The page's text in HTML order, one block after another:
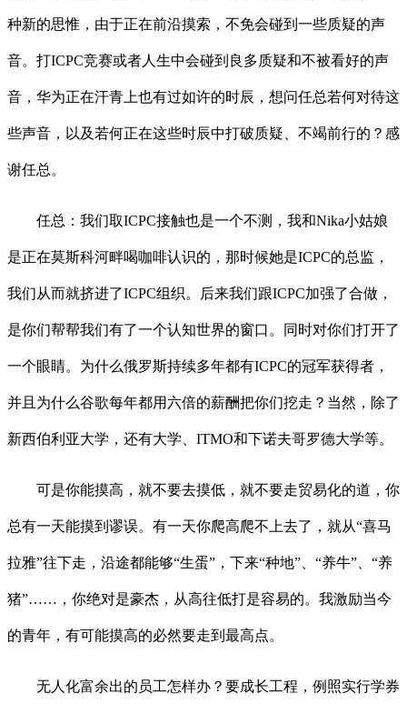
种新的思惟，由于正在前沿摸索，不免会碰到一些质疑的声
音。打ICPC竞赛或者人生中会碰到良多质疑和不被看好的声
音，华为正在汗青上也有过如许的时辰，想问任总若何对待这
些声音，以及若何正在这些时辰中打破质疑、不竭前行的？感
谢任总。
任总：我们取ICPC接触也是一个不测，我和Nika小姑娘
是正在莫斯科河畔喝咖啡认识的，那时候她是ICPC的总监，
我们从而就挤进了ICPC组织。后来我们跟ICPC加强了合做，
是你们帮帮我们有了一个认知世界的窗口。同时对你们打开了
一个眼睛。为什么俄罗斯持续多年都有ICPC的冠军获得者，
并且为什么谷歌每年都用六倍的薪酬把你们挖走？当然，除了
新西伯利亚大学，还有大学、ITMO和下诺夫哥罗德大学等。
可是你能摸高，就不要去摸低，就不要走贸易化的道，你
总有一天能摸到谬误。有一天你爬高爬不上去了，就从“喜马
拉雅”往下走，沿途都能够“生蛋”，下来“种地”、“养牛”、“养
猪”……，你绝对是豪杰，从高往低打是容易的。我激励当今
的青年，有可能摸高的必然要走到最高点。
无人化富余出的员工怎样办？要成长工程，例照实行学券